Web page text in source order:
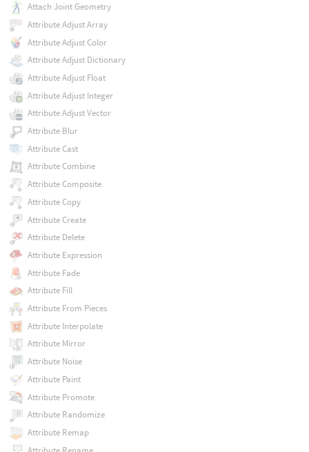
Attach Joint Geometry
Attribute Adjust Array
Attribute Adjust Color
Attribute Adjust Dictionary
Attribute Adjust Float
Attribute Adjust Integer
Attribute Adjust Vector
Attribute Blur
Attribute Cast
Attribute Combine
Attribute Composite
Attribute Copy
Attribute Create
Attribute Delete
Attribute Expression
Attribute Fade
Attribute Fill
Attribute From Pieces
Attribute Interpolate
Attribute Mirror
Attribute Noise
Attribute Paint
Attribute Promote
Attribute Randomize
Attribute Remap